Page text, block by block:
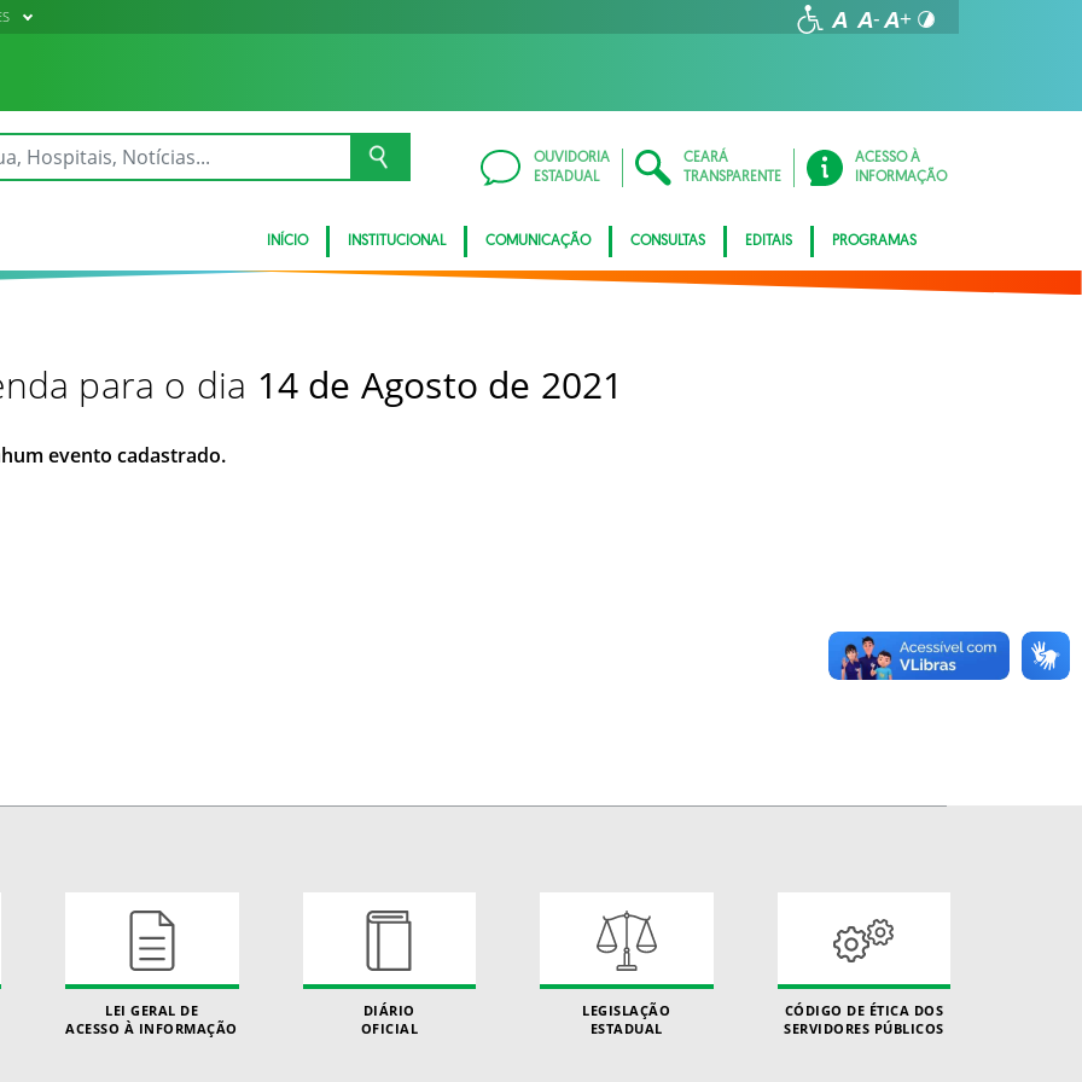
OUVIDORIA
ESTADUAL
CEARÁ
TRANSPARENTE
ACESSO À
INFORMAÇÃO
INÍCIO INSTITUCIONAL COMUNICAÇÃO CONSULTAS EDITAIS PROGRAMAS
para o dia 14 de Agosto de 2021
evento cadastrado.
LEI GERAL DE
ACESSO À INFORMAÇÃO
DIÁRIO
OFICIAL
LEGISLAÇÃO
ESTADUAL
CÓDIGO DE ÉTICA DOS
SERVIDORES PÚBLICOS